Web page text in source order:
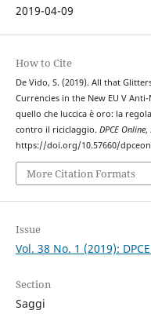
2019-04-09
How to Cite
De Vido, S. (2019). All that
Currencies in the New EU V
quello che luccica è oro: la
contro il riciclaggio. DPCE Online,
https://doi.org/10.57660/
More Citation Formats
Issue
Vol. 38 No. 1 (2019):
Section
Saggi